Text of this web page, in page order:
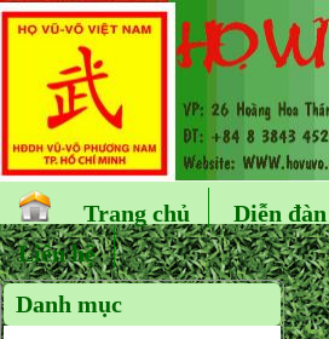
Trang chủ Diễn đàn
Liên hệ
Danh mục